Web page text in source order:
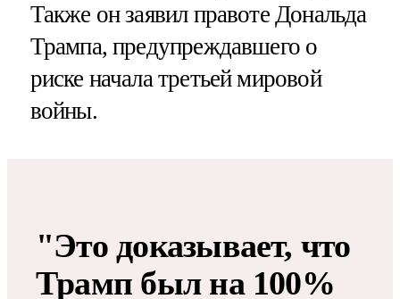
Также он заявил правоте Дональда
Трампа, предупреждавшего о
риске начала третьей мировой
войны.
"Это доказывает, что
Трамп был на 100%